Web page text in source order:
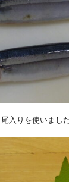
入りを使いまし